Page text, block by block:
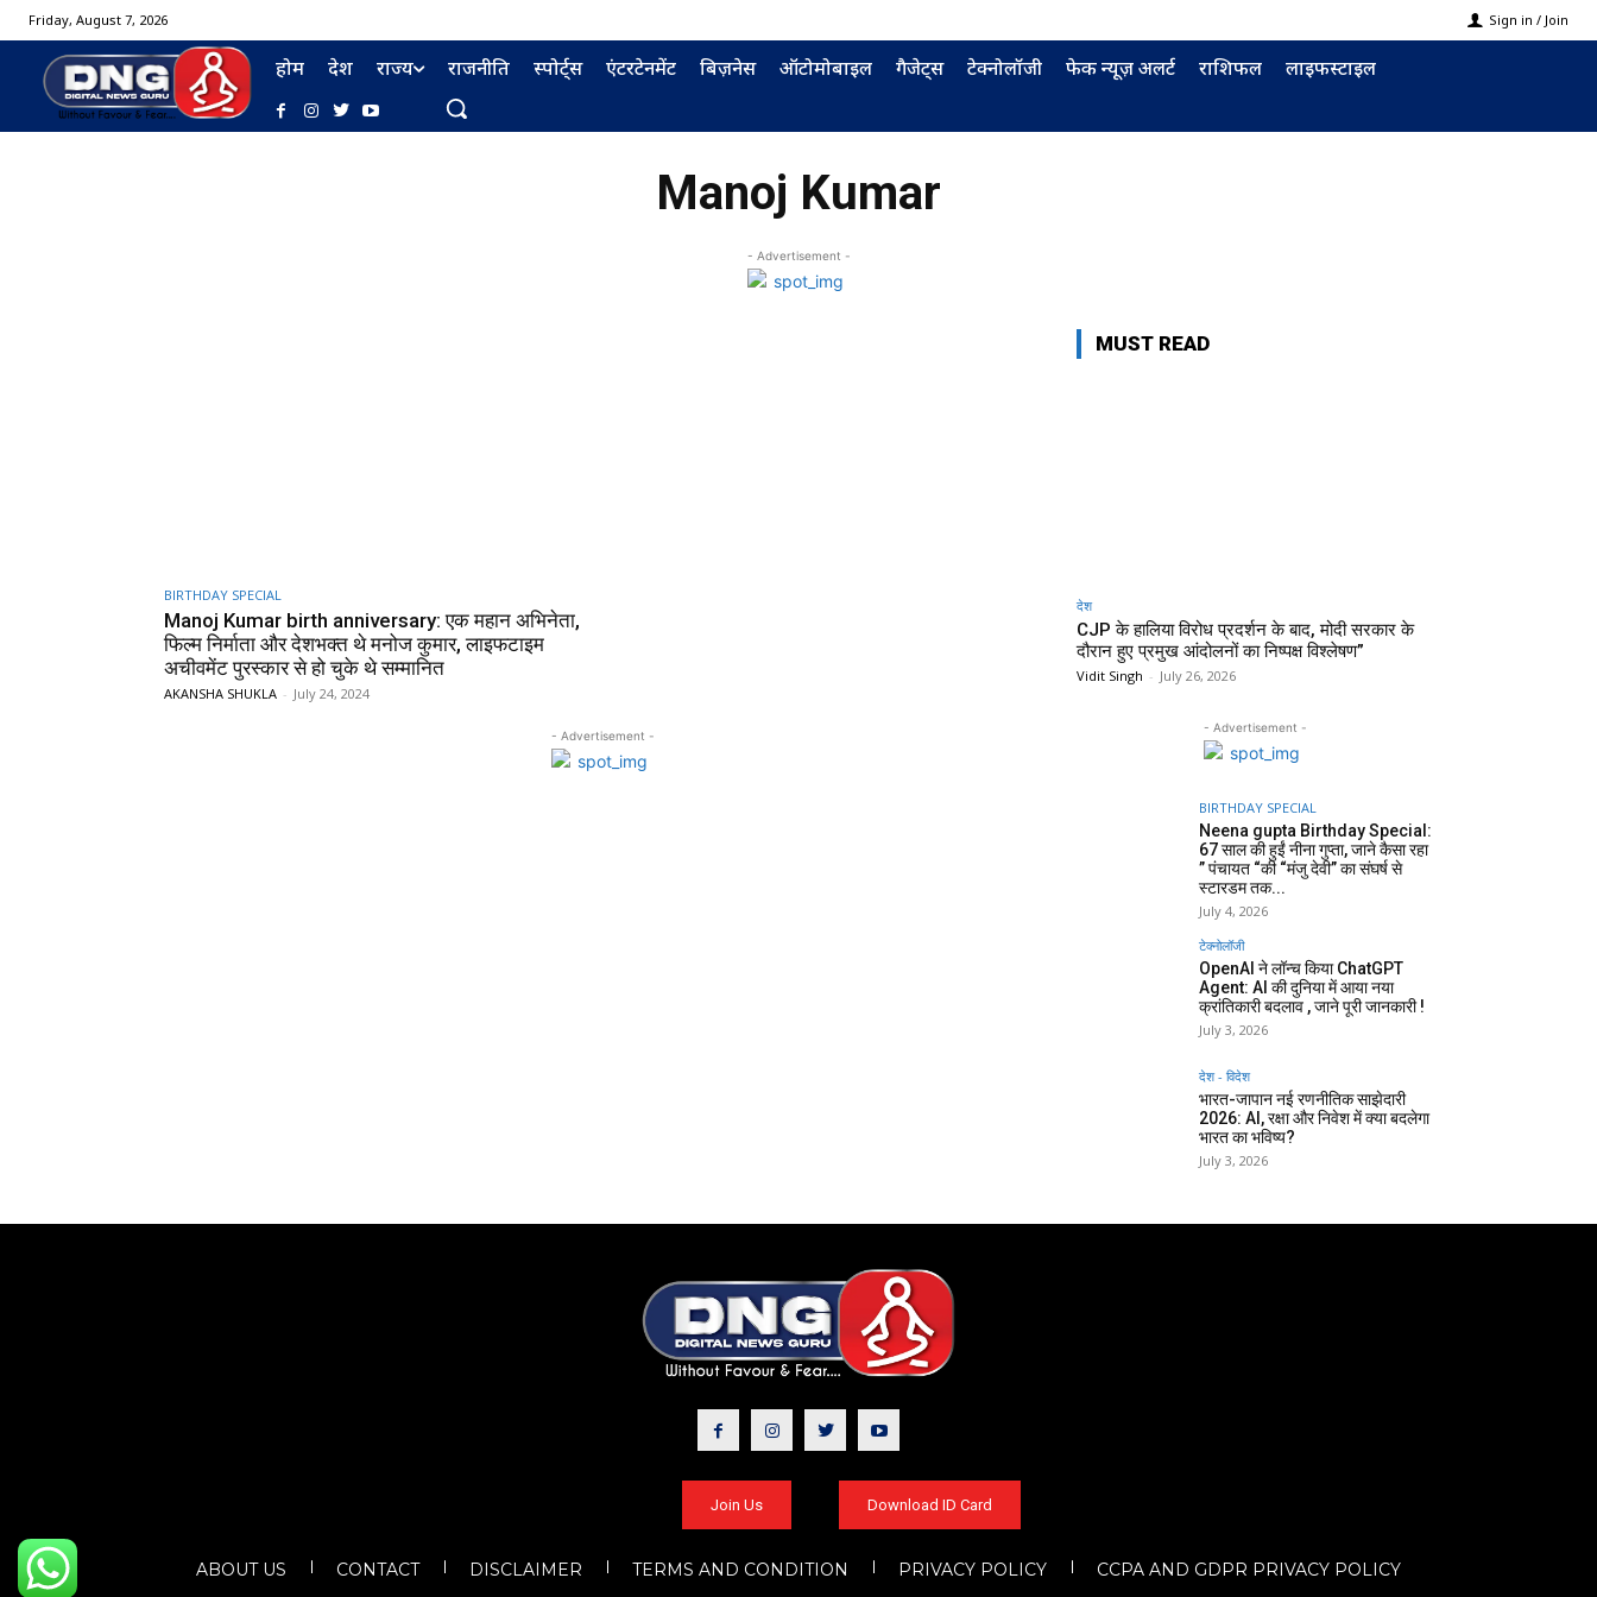
Friday, August 7, 2026 Sign in / Join
होम देश राज्य राजनीति स्पोर्ट्स एंटरटेनमेंट बिज़नेस ऑटोमोबाइल गैजेट्स टेक्नोलॉजी फेक न्यूज़ अलर्ट राशिफल लाइफस्टाइल
Manoj Kumar
- Advertisement -
BIRTHDAY SPECIAL
Manoj Kumar birth anniversary: एक महान अभिनेता,
फिल्म निर्माता और देशभक्त थे मनोज कुमार, लाइफटाइम
अचीवमेंट पुरस्कार से हो चुके थे सम्मानित
AKANSHA SHUKLA - July 24, 2024
- Advertisement -
MUST READ
देश
CJP के हालिया विरोध प्रदर्शन के बाद, मोदी सरकार के
दौरान हुए प्रमुख आंदोलनों का निष्पक्ष विश्लेषण”
Vidit Singh - July 26, 2026
- Advertisement -
BIRTHDAY SPECIAL
Neena gupta Birthday Special:
67 साल की हुईं नीना गुप्ता, जाने कैसा रहा
” पंचायत “की “मंजु देवी” का संघर्ष से
स्टारडम तक...
July 4, 2026
टेक्नोलॉजी
OpenAI ने लॉन्च किया ChatGPT
Agent: AI की दुनिया में आया नया
क्रांतिकारी बदलाव , जाने पूरी जानकारी !
July 3, 2026
देश - विदेश
भारत-जापान नई रणनीतिक साझेदारी
2026: AI, रक्षा और निवेश में क्या बदलेगा
भारत का भविष्य?
July 3, 2026
Join Us Download ID Card
ABOUT US CONTACT DISCLAIMER TERMS AND CONDITION PRIVACY POLICY CCPA AND GDPR PRIVACY POLICY